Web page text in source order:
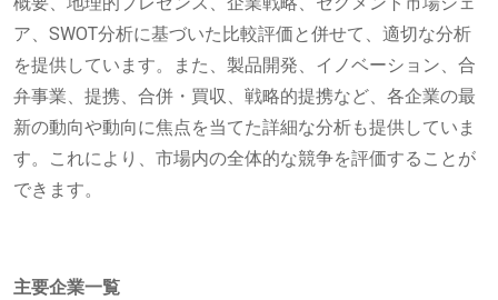
ア、SWOT分析に基づいた比較評価と併せて、適切な分析
を提供しています。また、製品開発、イノベーション、合
弁事業、提携、合併・買収、戦略的提携など、各企業の最
新の動向や動向に焦点を当てた詳細な分析も提供していま
す。これにより、市場内の全体的な競争を評価することが
できます。
主要企業一覧